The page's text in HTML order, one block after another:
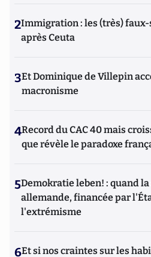
2Immigration : les (très)
après Ceuta
3Et Dominique de Villepin
macronisme
4Record du CAC 40 mais
que révèle le paradoxe
5Demokratie leben! : quand
allemande, financée par
l'extrémisme
6Et si nos craintes sur les